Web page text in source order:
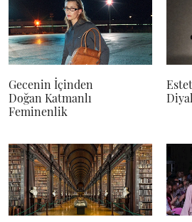
Gecenin İçinden
Doğan Katmanlı
Feminenlik